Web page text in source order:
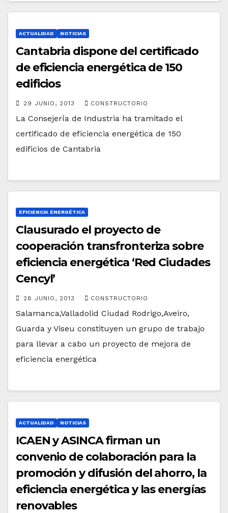
ACTUALIDAD NOTICIAS
Cantabria dispone del certificado
de eficiencia energética de 150
edificios
29 JUNIO, 2013 CONSTRUCTORIO
La Consejería de Industria ha tramitado el
certificado de eficiencia energética de 150
edificios de Cantabria
EFICIENCIA ENERGÉTICA
Clausurado el proyecto de
cooperación transfronteriza sobre
eficiencia energética ‘Red Ciudades
Cencyl’
28 JUNIO, 2013 CONSTRUCTORIO
Salamanca,Valladolid Ciudad Rodrigo,Aveiro,
Guarda y Viseu constituyen un grupo de trabajo
para llevar a cabo un proyecto de mejora de
eficiencia energética
ACTUALIDAD NOTICIAS
ICAEN y ASINCA firman un
convenio de colaboración para la
promoción y difusión del ahorro, la
eficiencia energética y las energías
renovables